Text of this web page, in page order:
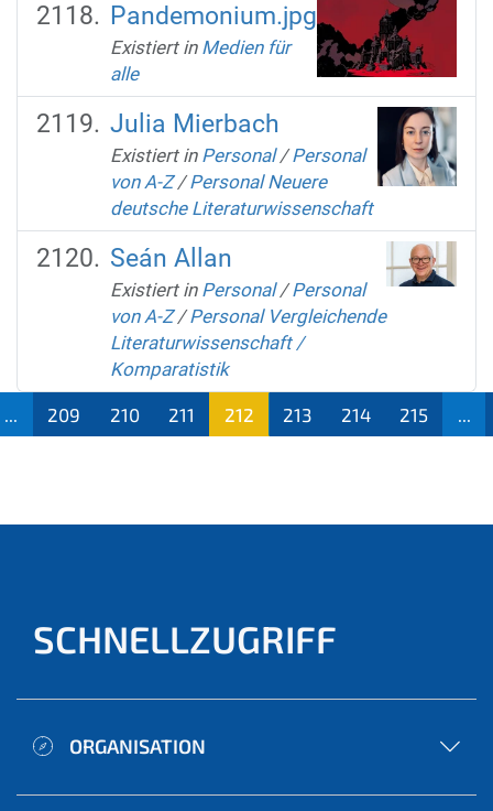
Pandemonium.jpg
Existiert in Medien für
alle
Julia Mierbach
Existiert in Personal /Personal
von A-Z /Personal Neuere
deutsche Literaturwissenschaft
Seán Allan
Existiert in Personal /Personal
von A-Z /Personal Vergleichende
Literaturwissenschaft /
Komparatistik
209 210 211
212
213 214 215
SCHNELLZUGRIFF
ORGANISATION